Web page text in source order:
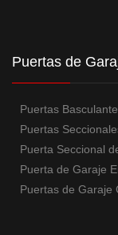
Puertas de
Puertas
Puertas
Puerta Seccional
Puerta de Garaje
Puertas de Garaje